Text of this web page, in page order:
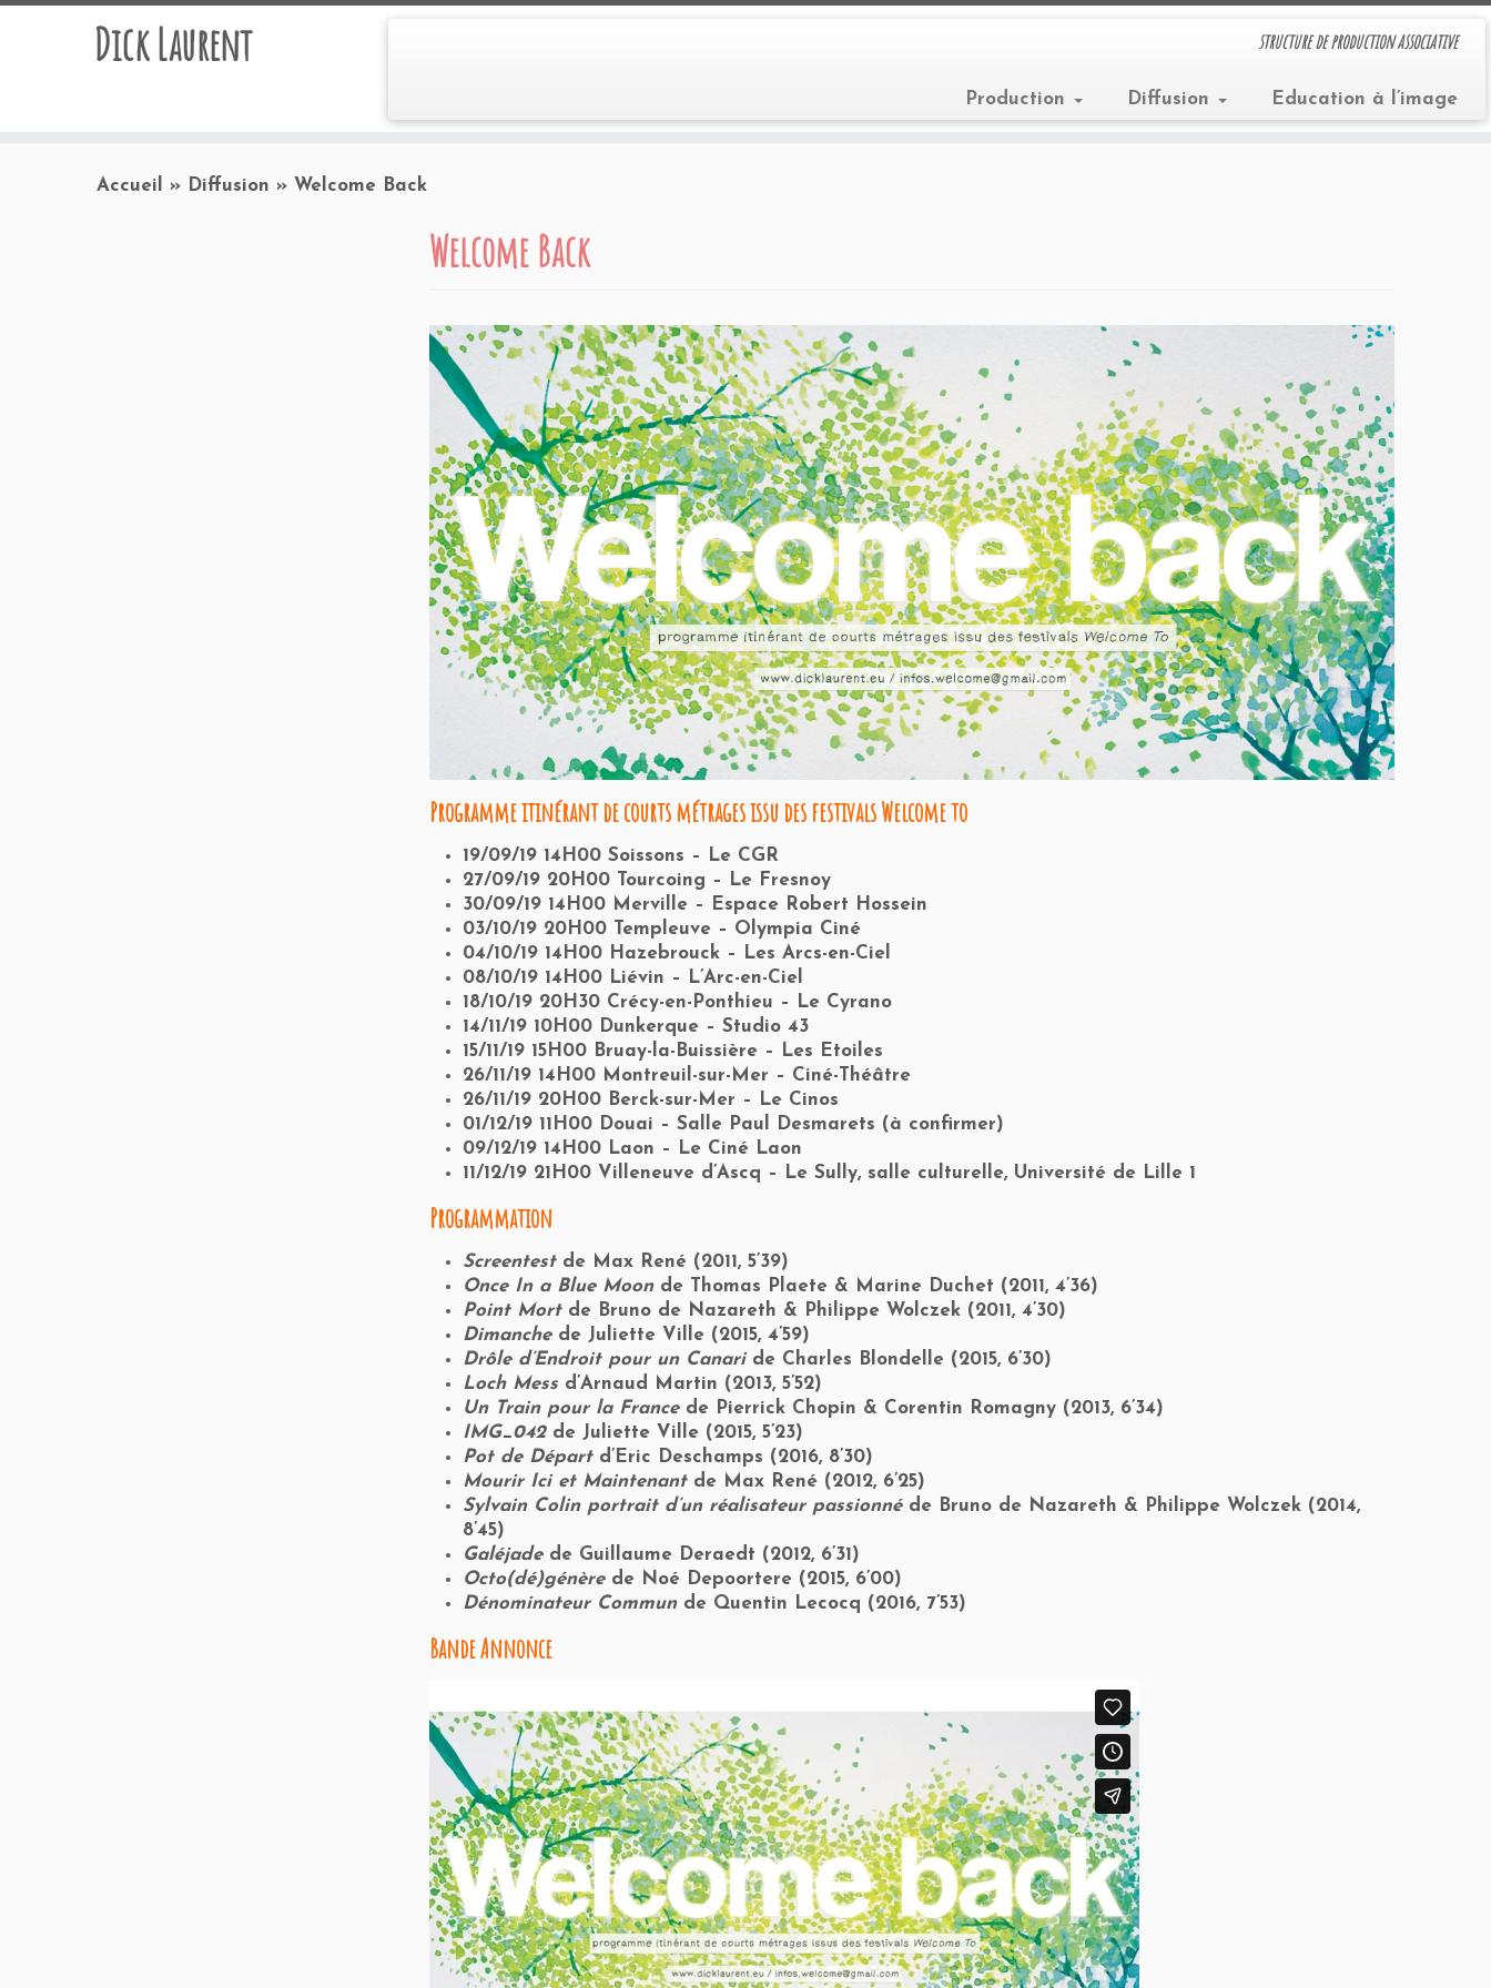
Dick Laurent structure de production associative
Production Diffusion Education à l’image
Accueil » Diffusion » Welcome Back
Welcome Back
Programme itinérant de courts métrages issu des festivals Welcome to
19/09/19 14H00 Soissons – Le CGR
27/09/19 20H00 Tourcoing – Le Fresnoy
30/09/19 14H00 Merville – Espace Robert Hossein
03/10/19 20H00 Templeuve – Olympia Ciné
04/10/19 14H00 Hazebrouck – Les Arcs-en-Ciel
08/10/19 14H00 Liévin – L’Arc-en-Ciel
18/10/19 20H30 Crécy-en-Ponthieu – Le Cyrano
14/11/19 10H00 Dunkerque – Studio 43
15/11/19 15H00 Bruay-la-Buissière – Les Etoiles
26/11/19 14H00 Montreuil-sur-Mer – Ciné-Théâtre
26/11/19 20H00 Berck-sur-Mer – Le Cinos
01/12/19 11H00 Douai – Salle Paul Desmarets (à confirmer)
09/12/19 14H00 Laon – Le Ciné Laon
11/12/19 21H00 Villeneuve d’Ascq – Le Sully, salle culturelle, Université de Lille 1
Programmation
Screentest de Max René (2011, 5’39)
Once In a Blue Moonde Thomas Plaete & Marine Duchet (2011, 4’36)
Point Mort de Bruno de Nazareth & Philippe Wolczek (2011, 4’30)
Dimanchede Juliette Ville (2015, 4’59)
Drôle d’Endroit pour un Canari de Charles Blondelle (2015, 6’30)
Loch Mess d’Arnaud Martin (2013, 5’52)
Un Train pour la Francede Pierrick Chopin & Corentin Romagny (2013, 6’34)
IMG_042de Juliette Ville (2015, 5’23)
Pot de Départd’Eric Deschamps (2016, 8’30)
Mourir Ici et Maintenant de Max René (2012, 6’25)
Sylvain Colin portrait d’un réalisateur passionnéde Bruno de Nazareth & Philippe Wolczek (2014,
8’45)
Galéjade de Guillaume Deraedt (2012, 6’31)
Octo(dé)génèrede Noé Depoortere (2015, 6’00)
Dénominateur Commun de Quentin Lecocq (2016, 7’53)
Bande Annonce